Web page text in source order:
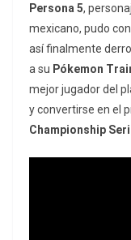
Persona 5,
mexicano, pudo
así finalmente
a su Pókemon
mejor jugador del
y convertirse en el
Championship